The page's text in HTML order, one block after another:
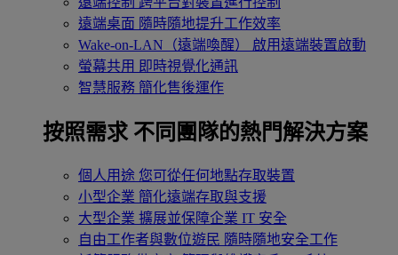
遠端桌面 隨時隨地提升工作效率
Wake-on-LAN（遠端喚醒）
啟用遠端裝置啟動
螢幕共用 即時視覺化通訊
智慧服務 簡化售後運作
按照需求 不同團隊的熱門解決方案
個人用途 您可從任何地點存取裝置
小型企業 簡化遠端存取與支援
大型企業 擴展並保障企業 IT 安全
自由工作者與數位遊民 隨時隨地安全工作